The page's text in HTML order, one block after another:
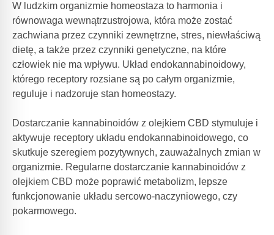
W ludzkim organizmie homeostaza to harmonia i
równowaga wewnątrzustrojowa, która może zostać
zachwiana przez czynniki zewnętrzne, stres, niewłaściwą
dietę, a także przez czynniki genetyczne, na które
człowiek nie ma wpływu. Układ endokannabinoidowy,
którego receptory rozsiane są po całym organizmie,
reguluje i nadzoruje stan homeostazy.
Dostarczanie kannabinoidów z olejkiem CBD stymuluje i
aktywuje receptory układu endokannabinoidowego, co
skutkuje szeregiem pozytywnych, zauważalnych zmian w
organizmie. Regularne dostarczanie kannabinoidów z
olejkiem CBD może poprawić metabolizm, lepsze
funkcjonowanie układu sercowo-naczyniowego, czy
pokarmowego.